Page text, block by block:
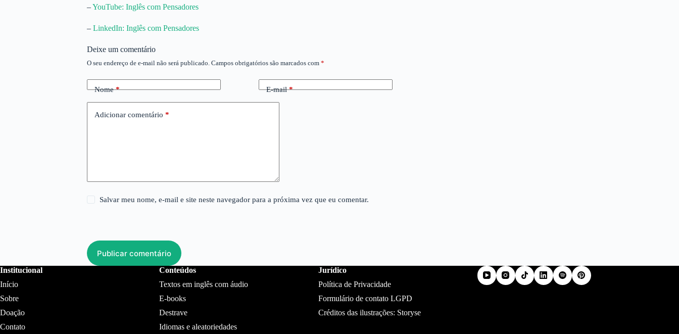
–⁠YouTube: Inglês com Pensadores⁠
– ⁠LinkedIn: Inglês com Pensadores
Deixe um comentário
O seu endereço de e-mail não será publicado. Campos obrigatórios são marcados com *
Nome* E-mail*
Adicionar comentário *
Salvar meu nome, e-mail e site neste navegador para a próxima vez que eu comentar.
Publicar comentário
Institucional
Início
Sobre
Doação
Contato
Conteúdos
Textos em inglês com áudio
E-books
Destrave
Idiomas e aleatoriedades
Jurídico
Política de Privacidade
Formulário de contato LGPD
Créditos das ilustrações: Storyse